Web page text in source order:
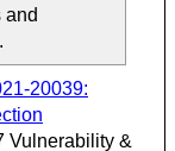
and
20039:
Vulnerability &